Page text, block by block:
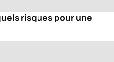
risques pour une